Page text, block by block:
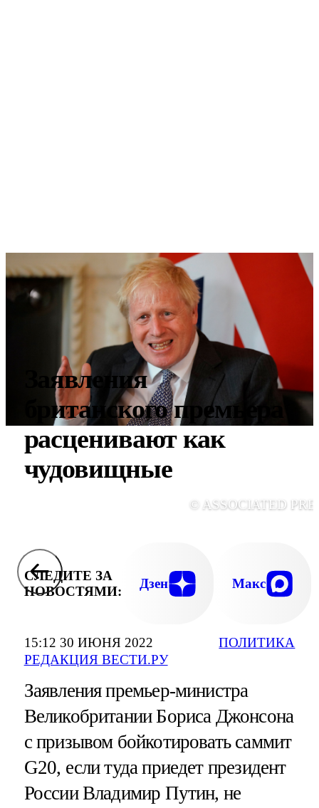
15:12 30 ИЮНЯ 2022
РЕДАКЦИЯ ВЕСТИ.РУ
ПОЛИТИКА
Заявления
британского премьера
расценивают как
чудовищные
© ASSOCIATED
СЛЕДИТЕ ЗА
НОВОСТЯМИ:
Дзен Макс
Заявления премьер-министра
Великобритании Бориса Джонсона
с призывом бойкотировать саммит
G20, если туда приедет президент
России Владимир Путин, не